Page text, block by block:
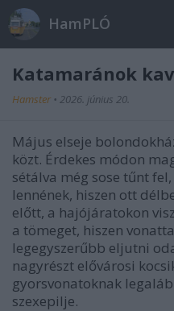
HamPLÓ
Katamaránok
Hamster • 2026. június 20.
Május elseje
közt. Érdekes módon
sétálva még sose tűnt
lennének, hiszen ott
előtt, a hajójáratokon
a tömeget, hiszen
legegyszerűbb eljutni
nagyrészt elővárosi
gyorsvonatoknak
szexepilje.